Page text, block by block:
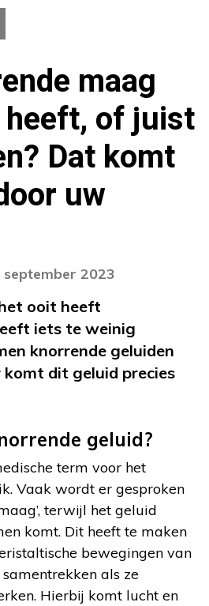
maag
of juist
Dat komt
uw
2023
ooit heeft
iets te weinig
knorrende geluiden
dit geluid precies
geluid?
term voor het
Vaak wordt er gesproken
terwijl het geluid
komt. Dit heeft te maken
bewegingen van
als ze
Hierbij komt lucht en